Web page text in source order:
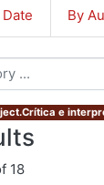
By
e
18